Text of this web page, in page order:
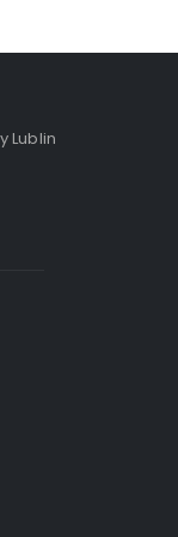
Lublin